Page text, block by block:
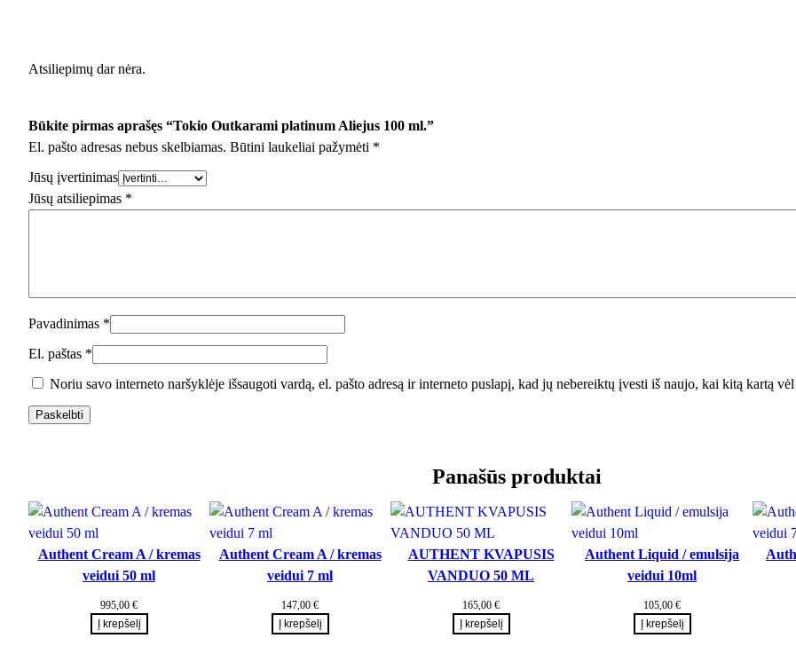
m
Atsiliepimų dar nėra.
Būkite pirmas aprašęs “Tokio Outkarami platinum Aliejus 100 ml.”
El. pašto adresas nebus skelbiamas. Būtini laukeliai pažymėti *
Jūsų įvertinimas
Jūsų atsiliepimas *
Pavadinimas *
El. paštas *
Noriu savo interneto naršyklėje išsaugoti vardą, el. pašto adresą ir interneto puslapį, kad jų nebereiktų įvesti iš naujo, kai kitą kartą
Panašūs produktai
Authent Cream A / kremas
veidui 50 ml
995,00 €
Į krepšelį
Authent Cream A / kremas
veidui 7 ml
147,00 €
Į krepšelį
AUTHENT KVAPUSIS
VANDUO 50 ML
165,00 €
Į krepšelį
Authent Liquid / emulsija
veidui 10ml
105,00 €
Į krepšelį